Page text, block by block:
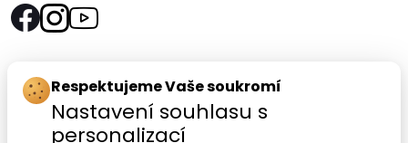
Rychlý kontakt:
SANOMED, spol. s r.o.
Respektujeme Vaše soukromí
Nastavení souhlasu s
personalizací